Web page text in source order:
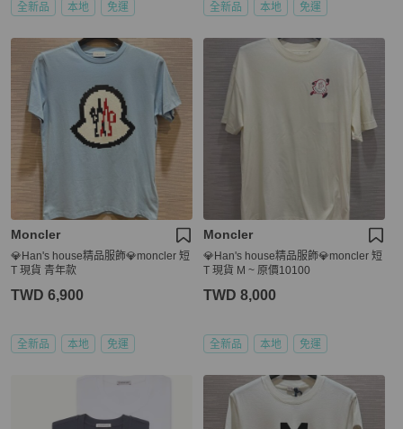
全新品 本地 免運 全新品 本地 免運
Moncler
💎Han's house精品服飾💎moncler 短
T 現貨 青年款
TWD 6,900
全新品 本地 免運
Moncler
💎Han's house精品服飾💎moncler 短
T 現貨 M ~ 原價10100
TWD 8,000
全新品 本地 免運